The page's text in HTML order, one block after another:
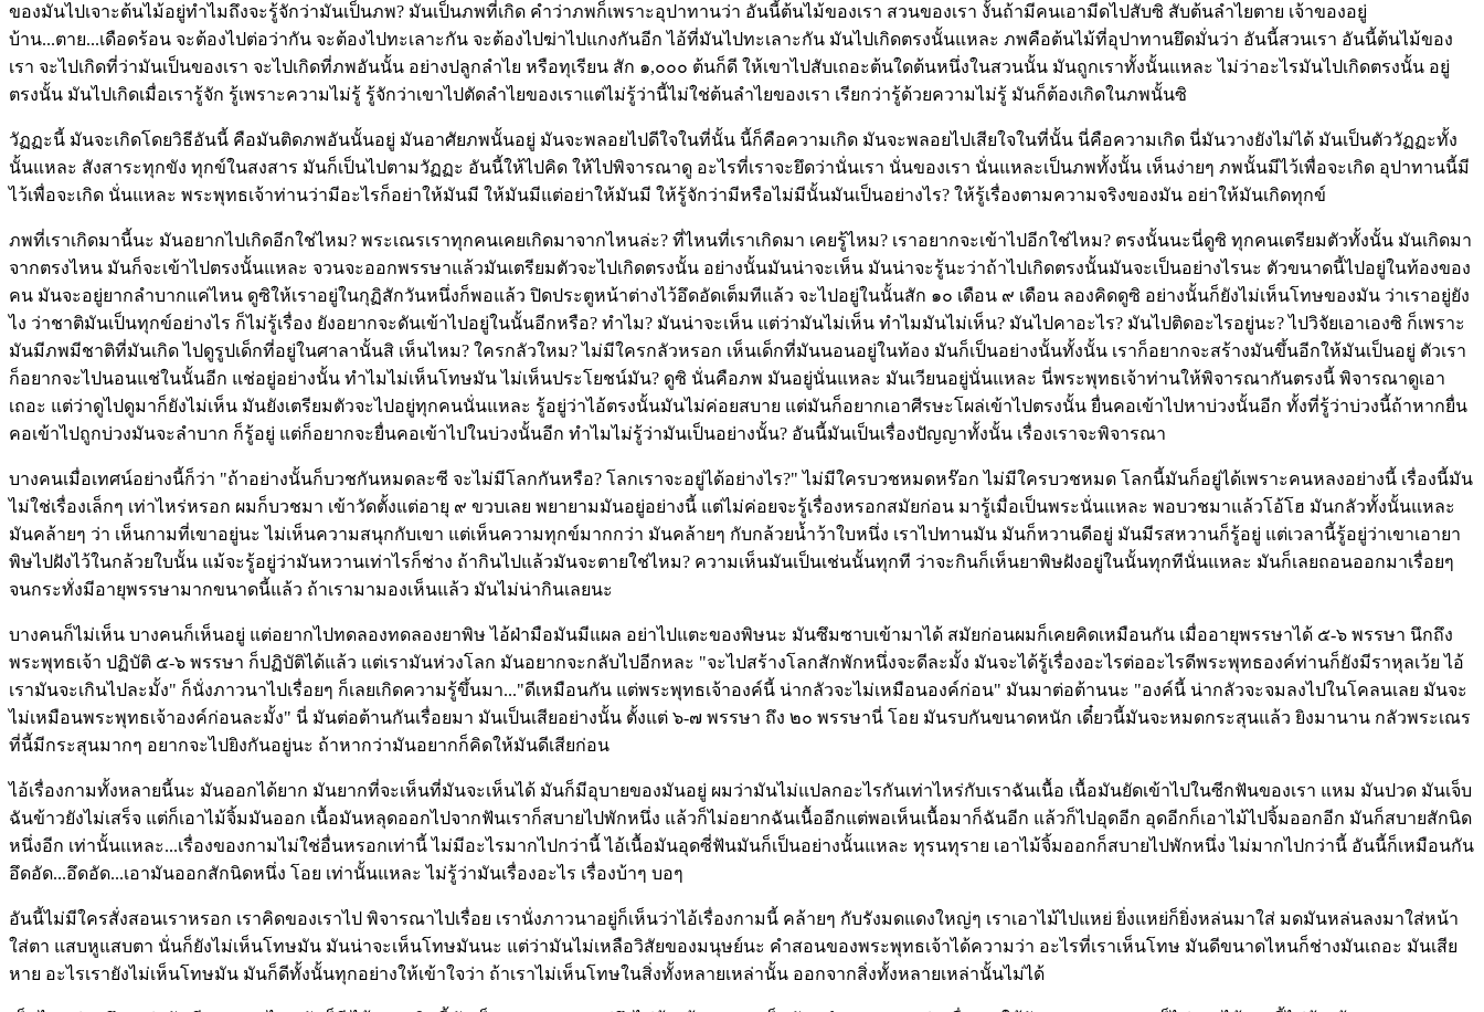
ของมันไปเจาะต้นไม้อยู่ทำไมถึงจะรู้จักว่ามันเป็นภพ? มันเป็นภพที่เกิด คำว่าภพก็เพราะอุปาทานว่า อันนี้ต้นไม้ของเรา สวนของเรา งั้นถ้ามีคนเอามีดไปสับซิ สับต้นลำไยตาย เจ้าของอยู่
บ้าน...ตาย...เดือดร้อน จะต้องไปต่อว่ากัน จะต้องไปทะเลาะกัน จะต้องไปฆ่าไปแกงกันอีก ไอ้ที่มันไปทะเลาะกัน มันไปเกิดตรงนั้นแหละ ภพคือต้นไม้ที่อุปาทานยึดมั่นว่า อันนี้สวนเรา อันนี้ต้นไม้ของ
เรา จะไปเกิดที่ว่ามันเป็นของเรา จะไปเกิดที่ภพอันนั้น อย่างปลูกลำไย หรือทุเรียน สัก ๑,๐๐๐ ต้นก็ดี ให้เขาไปสับเถอะต้นใดต้นหนึ่งในสวนนั้น มันถูกเราทั้งนั้นแหละ ไม่ว่าอะไรมันไปเกิดตรงนั้น อยู่
ตรงนั้น มันไปเกิดเมื่อเรารู้จัก รู้เพราะความไม่รู้ รู้จักว่าเขาไปตัดลำไยของเราแต่ไม่รู้ว่านี้ไม่ใช่ต้นลำไยของเรา เรียกว่ารู้ด้วยความไม่รู้ มันก็ต้องเกิดในภพนั้นซิ
วัฏฏะนี้ มันจะเกิดโดยวิธีอันนี้ คือมันติดภพอันนั้นอยู่ มันอาศัยภพนั้นอยู่ มันจะพลอยไปดีใจในที่นั้น นี้ก็คือความเกิด มันจะพลอยไปเสียใจในที่นั้น นี่คือความเกิด นี่มันวางยังไม่ได้ มันเป็นตัววัฏฏะทั้ง
นั้นแหละ สังสาระทุกขัง ทุกข์ในสงสาร มันก็เป็นไปตามวัฏฏะ อันนี้ให้ไปคิด ให้ไปพิจารณาดู อะไรที่เราจะยึดว่านั่นเรา นั่นของเรา นั่นแหละเป็นภพทั้งนั้น เห็นง่ายๆ ภพนั้นมีไว้เพื่อจะเกิด อุปาทานนี้มี
ไว้เพื่อจะเกิด นั่นแหละ พระพุทธเจ้าท่านว่ามีอะไรก็อย่าให้มันมี ให้มันมีแต่อย่าให้มันมี ให้รู้จักว่ามีหรือไม่มีนั้นมันเป็นอย่างไร? ให้รู้เรื่องตามความจริงของมัน อย่าให้มันเกิดทุกข์
ภพที่เราเกิดมานี้นะ มันอยากไปเกิดอีกใช่ไหม? พระเณรเราทุกคนเคยเกิดมาจากไหนล่ะ? ที่ไหนที่เราเกิดมา เคยรู้ไหม? เราอยากจะเข้าไปอีกใช่ไหม? ตรงนั้นนะนี่ดูซิ ทุกคนเตรียมตัวทั้งนั้น มันเกิดมา
จากตรงไหน มันก็จะเข้าไปตรงนั้นแหละ จวนจะออกพรรษาแล้วมันเตรียมตัวจะไปเกิดตรงนั้น อย่างนั้นมันน่าจะเห็น มันน่าจะรู้นะว่าถ้าไปเกิดตรงนั้นมันจะเป็นอย่างไรนะ ตัวขนาดนี้ไปอยู่ในท้องของ
คน มันจะอยู่ยากลำบากแค่ไหน ดูซิให้เราอยู่ในกุฏิสักวันหนึ่งก็พอแล้ว ปิดประตูหน้าต่างไว้อึดอัดเต็มทีแล้ว จะไปอยู่ในนั้นสัก ๑๐ เดือน ๙ เดือน ลองคิดดูซิ อย่างนั้นก็ยังไม่เห็นโทษของมัน ว่าเราอยู่ยัง
ไง ว่าชาติมันเป็นทุกข์อย่างไร ก็ไม่รู้เรื่อง ยังอยากจะดันเข้าไปอยู่ในนั้นอีกหรือ? ทำไม? มันน่าจะเห็น แต่ว่ามันไม่เห็น ทำไมมันไม่เห็น? มันไปคาอะไร? มันไปติดอะไรอยู่นะ? ไปวิจัยเอาเองซิ ก็เพราะ
มันมีภพมีชาติที่มันเกิด ไปดูรูปเด็กที่อยู่ในศาลานั้นสิ เห็นไหม? ใครกลัวใหม? ไม่มีใครกลัวหรอก เห็นเด็กที่มันนอนอยู่ในท้อง มันก็เป็นอย่างนั้นทั้งนั้น เราก็อยากจะสร้างมันขึ้นอีกให้มันเป็นอยู่ ตัวเรา
ก็อยากจะไปนอนแช่ในนั้นอีก แช่อยู่อย่างนั้น ทำไมไม่เห็นโทษมัน ไม่เห็นประโยชน์มัน? ดูซิ นั่นคือภพ มันอยู่นั่นแหละ มันเวียนอยู่นั่นแหละ นี่พระพุทธเจ้าท่านให้พิจารณากันตรงนี้ พิจารณาดูเอา
เถอะ แต่ว่าดูไปดูมาก็ยังไม่เห็น มันยังเตรียมตัวจะไปอยู่ทุกคนนั่นแหละ รู้อยู่ว่าไอ้ตรงนั้นมันไม่ค่อยสบาย แต่มันก็อยากเอาศีรษะโผล่เข้าไปตรงนั้น ยื่นคอเข้าไปหาบ่วงนั้นอีก ทั้งที่รู้ว่าบ่วงนี้ถ้าหากยื่น
คอเข้าไปถูกบ่วงมันจะลำบาก ก็รู้อยู่ แต่ก็อยากจะยื่นคอเข้าไปในบ่วงนั้นอีก ทำไมไม่รู้ว่ามันเป็นอย่างนั้น? อันนี้มันเป็นเรื่องปัญญาทั้งนั้น เรื่องเราจะพิจารณา
บางคนเมื่อเทศน์อย่างนี้ก็ว่า "ถ้าอย่างนั้นก็บวชกันหมดละซี จะไม่มีโลกกันหรือ? โลกเราจะอยู่ได้อย่างไร?" ไม่มีใครบวชหมดหร๊อก ไม่มีใครบวชหมด โลกนี้มันก็อยู่ได้เพราะคนหลงอย่างนี้ เรื่องนี้มัน
ไม่ใช่เรื่องเล็กๆ เท่าไหร่หรอก ผมก็บวชมา เข้าวัดตั้งแต่อายุ ๙ ขวบเลย พยายามมันอยู่อย่างนี้ แต่ไม่ค่อยจะรู้เรื่องหรอกสมัยก่อน มารู้เมื่อเป็นพระนั่นแหละ พอบวชมาแล้วโอ้โฮ มันกลัวทั้งนั้นแหละ
มันคล้ายๆ ว่า เห็นกามที่เขาอยู่นะ ไม่เห็นความสนุกกับเขา แต่เห็นความทุกข์มากกว่า มันคล้ายๆ กับกล้วยน้ำว้าใบหนึ่ง เราไปทานมัน มันก็หวานดีอยู่ มันมีรสหวานก็รู้อยู่ แต่เวลานี้รู้อยู่ว่าเขาเอายา
พิษไปฝังไว้ในกล้วยใบนั้น แม้จะรู้อยู่ว่ามันหวานเท่าไรก็ช่าง ถ้ากินไปแล้วมันจะตายใช่ไหม? ความเห็นมันเป็นเช่นนั้นทุกที ว่าจะกินก็เห็นยาพิษฝังอยู่ในนั้นทุกทีนั่นแหละ มันก็เลยถอนออกมาเรื่อยๆ
จนกระทั่งมีอายุพรรษามากขนาดนี้แล้ว ถ้าเรามามองเห็นแล้ว มันไม่น่ากินเลยนะ
บางคนก็ไม่เห็น บางคนก็เห็นอยู่ แต่อยากไปทดลองทดลองยาพิษ ไอ้ฝ่ามือมันมีแผล อย่าไปแตะของพิษนะ มันซึมซาบเข้ามาได้ สมัยก่อนผมก็เคยคิดเหมือนกัน เมื่ออายุพรรษาได้ ๕-๖ พรรษา นึกถึง
พระพุทธเจ้า ปฏิบัติ ๕-๖ พรรษา ก็ปฏิบัติได้แล้ว แต่เรามันห่วงโลก มันอยากจะกลับไปอีกหละ "จะไปสร้างโลกสักพักหนึ่งจะดีละมั้ง มันจะได้รู้เรื่องอะไรต่ออะไรดีพระพุทธองค์ท่านก็ยังมีราหุลเว้ย ไอ้
เรามันจะเกินไปละมั้ง" ก็นั่งภาวนาไปเรื่อยๆ ก็เลยเกิดความรู้ขึ้นมา..."ดีเหมือนกัน แต่พระพุทธเจ้าองค์นี้ น่ากลัวจะไม่เหมือนองค์ก่อน" มันมาต่อต้านนะ "องค์นี้ น่ากลัวจะจมลงไปในโคลนเลย มันจะ
ไม่เหมือนพระพุทธเจ้าองค์ก่อนละมั้ง" นี่ มันต่อต้านกันเรื่อยมา มันเป็นเสียอย่างนั้น ตั้งแต่ ๖-๗ พรรษา ถึง ๒๐ พรรษานี่ โอย มันรบกันขนาดหนัก เดี๋ยวนี้มันจะหมดกระสุนแล้ว ยิงมานาน กลัวพระเณร
ที่นี้มีกระสุนมากๆ อยากจะไปยิงกันอยู่นะ ถ้าหากว่ามันอยากก็คิดให้มันดีเสียก่อน
ไอ้เรื่องกามทั้งหลายนี้นะ มันออกได้ยาก มันยากที่จะเห็นที่มันจะเห็นได้ มันก็มีอุบายของมันอยู่ ผมว่ามันไม่แปลกอะไรกันเท่าไหร่กับเราฉันเนื้อ เนื้อมันยัดเข้าไปในซีกฟันของเรา แหม มันปวด มันเจ็บ
ฉันข้าวยังไม่เสร็จ แต่ก็เอาไม้จิ้มมันออก เนื้อมันหลุดออกไปจากฟันเราก็สบายไปพักหนึ่ง แล้วก็ไม่อยากฉันเนื้ออีกแต่พอเห็นเนื้อมาก็ฉันอีก แล้วก็ไปอุดอีก อุดอีกก็เอาไม้ไปจิ้มออกอีก มันก็สบายสักนิด
หนึ่งอีก เท่านั้นแหละ...เรื่องของกามไม่ใช่อื่นหรอกเท่านี้ ไม่มีอะไรมากไปกว่านี้ ไอ้เนื้อมันอุดซี่ฟันมันก็เป็นอย่างนั้นแหละ ทุรนทุราย เอาไม้จิ้มออกก็สบายไปพักหนึ่ง ไม่มากไปกว่านี้ อันนี้ก็เหมือนกัน
อึดอัด...อึดอัด...เอามันออกสักนิดหนึ่ง โอย เท่านั้นแหละ ไม่รู้ว่ามันเรื่องอะไร เรื่องบ้าๆ บอๆ
อันนี้ไม่มีใครสั่งสอนเราหรอก เราคิดของเราไป พิจารณาไปเรื่อย เรานั่งภาวนาอยู่ก็เห็นว่าไอ้เรื่องกามนี้ คล้ายๆ กับรังมดแดงใหญ่ๆ เราเอาไม้ไปแหย่ ยิ่งแหย่ก็ยิ่งหล่นมาใส่ มดมันหล่นลงมาใส่หน้า
ใส่ตา แสบหูแสบตา นั่นก็ยังไม่เห็นโทษมัน มันน่าจะเห็นโทษมันนะ แต่ว่ามันไม่เหลือวิสัยของมนุษย์นะ คำสอนของพระพุทธเจ้าได้ความว่า อะไรที่เราเห็นโทษ มันดีขนาดไหนก็ช่างมันเถอะ มันเสีย
หาย อะไรเรายังไม่เห็นโทษมัน มันก็ดีทั้งนั้นทุกอย่างให้เข้าใจว่า ถ้าเราไม่เห็นโทษในสิ่งทั้งหลายเหล่านั้น ออกจากสิ่งทั้งหลายเหล่านั้นไม่ได้